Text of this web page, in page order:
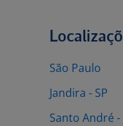
São Paulo
Jandira - SP
Santo André -